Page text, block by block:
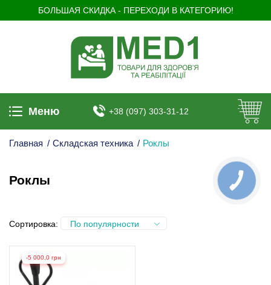
БОЛЬШАЯ СКИДКА - ПЕРЕХОДИ В КАТЕГОРИЮ!
Меню +38 (097) 303-31-12
Главная / Складская техника / Роклы
Роклы
Сортировка: По популярности
-5 000.0 грн
КНОПКА
ЗВ'ЯЗКУ